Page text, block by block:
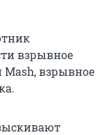
взрывное
взрывное